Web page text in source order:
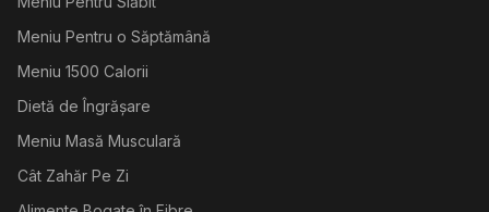
Meniu Pentru o Săptămână
Meniu 1500 Calorii
Dietă de Îngrășare
Meniu Masă Musculară
Cât Zahăr Pe Zi